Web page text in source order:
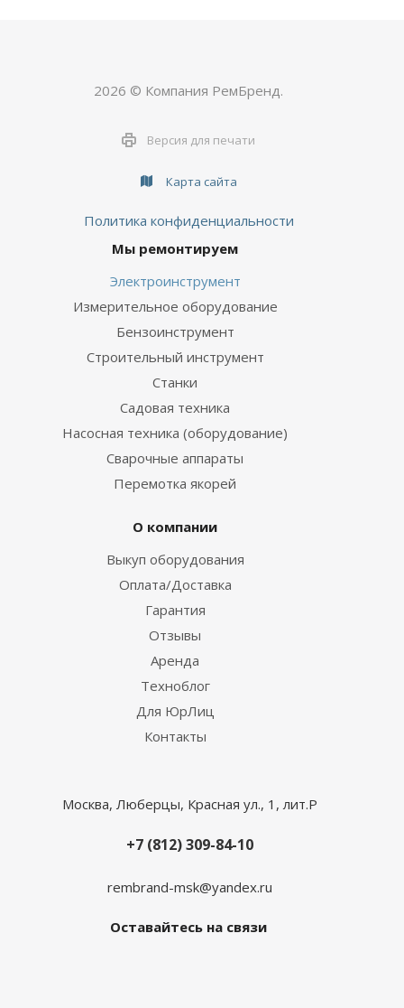
2026 © Компания РемБренд.
Версия для печати
Карта сайта
Политика конфиденциальности
Мы ремонтируем
Электроинструмент
Измерительное оборудование
Бензоинструмент
Строительный инструмент
Станки
Садовая техника
Насосная техника (оборудование)
Сварочные аппараты
Перемотка якорей
О компании
Выкуп оборудования
Оплата/Доставка
Гарантия
Отзывы
Аренда
Техноблог
Для ЮрЛиц
Контакты
Москва, Люберцы, Красная ул., 1, лит.Р
+7 (812) 309-84-10
rembrand-msk@yandex.ru
Оставайтесь на связи